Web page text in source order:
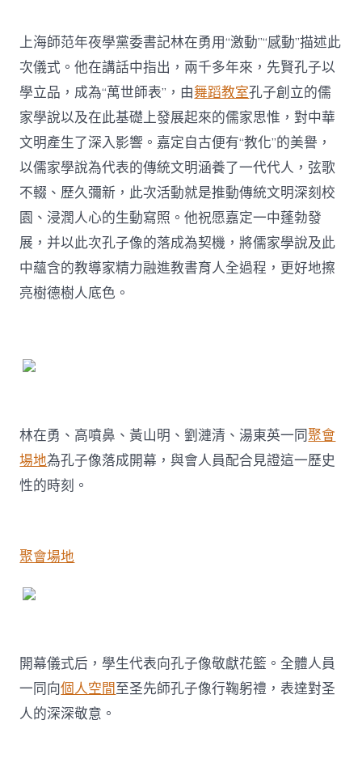
上海師范年夜學黨委書記林在勇用“激動”“感動”描述此
次儀式。他在講話中指出，兩千多年來，先賢孔子以
學立品，成為“萬世師表”，由舞蹈教室孔子創立的儒
家學說以及在此基礎上發展起來的儒家思惟，對中華
文明產生了深入影響。嘉定自古便有“教化”的美譽，
以儒家學說為代表的傳統文明涵養了一代代人，弦歌
不輟、歷久彌新，此次活動就是推動傳統文明深刻校
園、浸潤人心的生動寫照。他祝愿嘉定一中蓬勃發
展，并以此次孔子像的落成為契機，將儒家學說及此
中蘊含的教導家精力融進教書育人全過程，更好地擦
亮樹德樹人底色。
林在勇、高噴鼻、黃山明、劉漣清、湯東英一同聚會
場地為孔子像落成開幕，與會人員配合見證這一歷史
性的時刻。
聚會場地
開幕儀式后，學生代表向孔子像敬獻花籃。全體人員
一同向個人空間至圣先師孔子像行鞠躬禮，表達對圣
人的深深敬意。